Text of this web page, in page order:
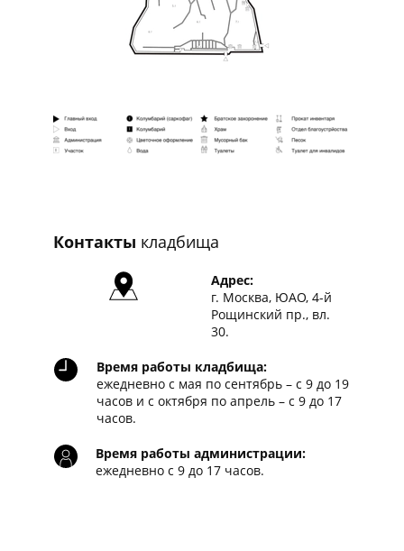
Контакты кладбища
Адрес:
г. Москва, ЮАО, 4-й
Рощинский пр., вл.
30.
Время работы кладбища:
ежедневно с мая по сентябрь – с 9 до 19
часов и с октября по апрель – с 9 до 17
часов.
Время работы администрации:
ежедневно с 9 до 17 часов.